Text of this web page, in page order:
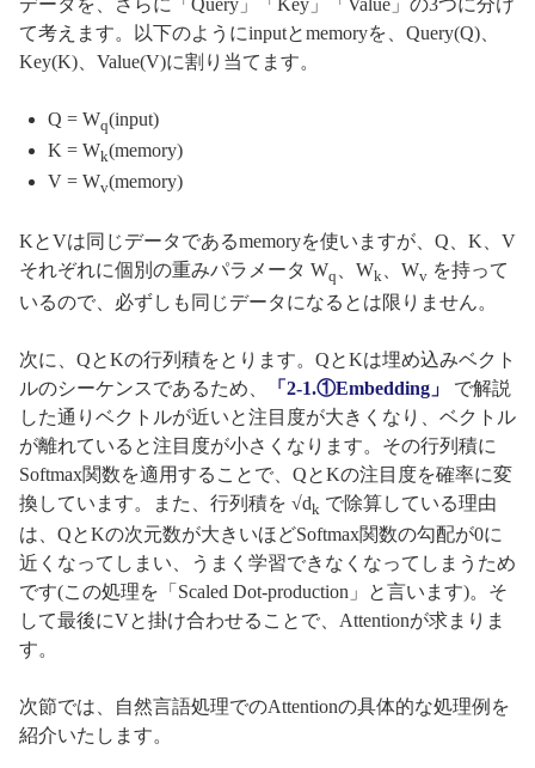
て考えます。以下のようにinputとmemoryを、Query(Q)、
Key(K)、Value(V)に割り当てます。
Q = Wq(input)
K = Wk(memory)
V = Wv(memory)
KとVは同じデータであるmemoryを使いますが、Q、K、V
それぞれに個別の重みパラメータ Wq 、Wk、Wv を持って
いるので、必ずしも同じデータになるとは限りません。
次に、QとKの行列積をとります。QとKは埋め込みベクト
ルのシーケンスであるため、
「2-1.①Embedding」
で解説
した通りベクトルが近いと注目度が大きくなり、ベクトル
が離れていると注目度が小さくなります。その行列積に
Softmax関数を適用することで、QとKの注目度を確率に変
換しています。また、行列積を √dk で除算している理由
は、QとKの次元数が大きいほどSoftmax関数の勾配が0に
近くなってしまい、うまく学習できなくなってしまうため
です(この処理を「Scaled Dot-production」と言います)。そ
して最後にVと掛け合わせることで、Attentionが求まりま
す。
次節では、自然言語処理でのAttentionの具体的な処理例を
紹介いたします。